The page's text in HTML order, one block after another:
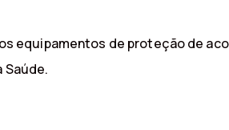
equipamentos de proteção de